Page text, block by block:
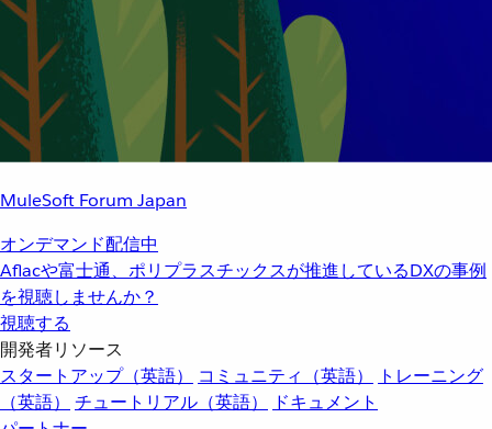
MuleSoft Forum Japan
オンデマンド配信中
Aflacや富士通、ポリプラスチックスが推進しているDXの事例
を視聴しませんか？
視聴する
開発者リソース
スタートアップ（英語）
コミュニティ（英語）
トレーニング
（英語）
チュートリアル（英語）
ドキュメント